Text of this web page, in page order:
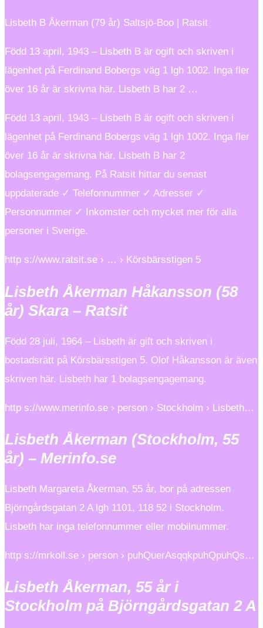
Lisbeth B Åkerman (79 år) Saltsjö-Boo | Ratsit
Född 13 april, 1943 – Lisbeth B är ogift och skriven i
lägenhet på Ferdinand Bobergs väg 1 lgh 1002. Inga fler
över 16 år är skrivna här. Lisbeth B har 2 …
Född 13 april, 1943 – Lisbeth B är ogift och skriven i
lägenhet på Ferdinand Bobergs väg 1 lgh 1002. Inga fler
över 16 år är skrivna här. Lisbeth B har 2
bolagsengagemang. På Ratsit hittar du senast
uppdaterade ✓ Telefonnummer ✓ Adresser ✓
Personnummer ✓ Inkomster och mycket mer för alla
personer i Sverige.
http s://www.ratsit.se › … › Körsbärsstigen 5
Lisbeth Åkerman Håkansson (58
år) Skara – Ratsit
Född 28 juli, 1964 – Lisbeth är gift och skriven i
bostadsrätt på Körsbärsstigen 5. Olof Håkansson är även
skriven här. Lisbeth har 1 bolagsengagemang.
http s://www.merinfo.se › person › Stockholm › Lisbeth…
Lisbeth Åkerman (Stockholm, 55
år) – Merinfo.se
Lisbeth Margareta Åkerman, 55 år, bor på adressen
Björngårdsgatan 2 A lgh 1101, 118 52 i Stockholm.
Lisbeth har inga telefonnummer eller mobilnummer.
http s://mrkoll.se › person › puhQuerAsqqkpuhQpuhQs…
Lisbeth Åkerman, 55 år i
Stockholm på Björngårdsgatan 2 A